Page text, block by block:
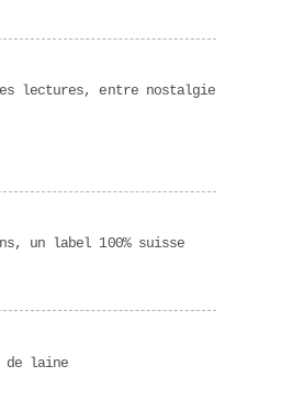
lectures, entre nostalgie
un label 100% suisse
laine